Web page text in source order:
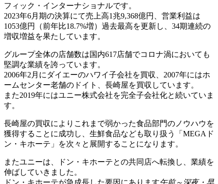
フィック・インターナショナルです。
2023年6月期の決算にて売上高1兆9,368億円、営業利益は
1053億円（前年比18.7%増）過去最高を更新し、34期連続の
増収増益を果たしています。
グループ全体の店舗数は国内617店舗でコロナ渦においても
堅調な業績を誇っています。
2006年2月にダイエーのハワイ子会社を買収、2007年にはホ
ームセンター老舗のドイト、長崎屋を買収しています。
また2019年にはユニー株式会社を完全子会社化と続いていま
す。
長崎屋の買収によりこれまで弱かった食品部門のノウハウを
獲得することに成功し、生鮮食品なども取り扱う「MEGAド
ン・キホーテ」を次々と展開することになります。
またユニーは、ドン・キホーテとの共同店へ転換し、業績を
伸ばしていきました。
ドン・キホーテが急成長した要因にあります午前～深夜・早